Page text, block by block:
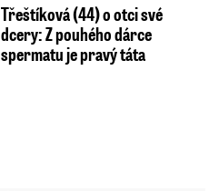
Třeštíková (44) o otci své
dcery: Z pouhého dárce
spermatu je pravý táta